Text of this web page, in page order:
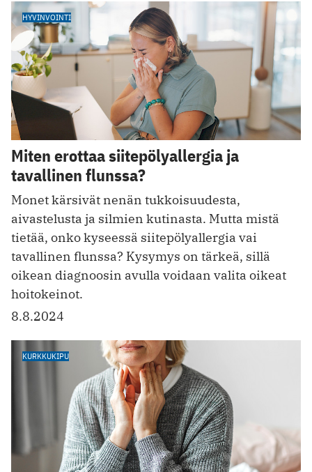
HYVINVOINTI
Miten erottaa siitepölyallergia ja
tavallinen flunssa?
Monet kärsivät nenän tukkoisuudesta,
aivastelusta ja silmien kutinasta. Mutta mistä
tietää, onko kyseessä siitepölyallergia vai
tavallinen flunssa? Kysymys on tärkeä, sillä
oikean diagnoosin avulla voidaan valita oikeat
hoitokeinot.
8.8.2024
KURKKUKIPU